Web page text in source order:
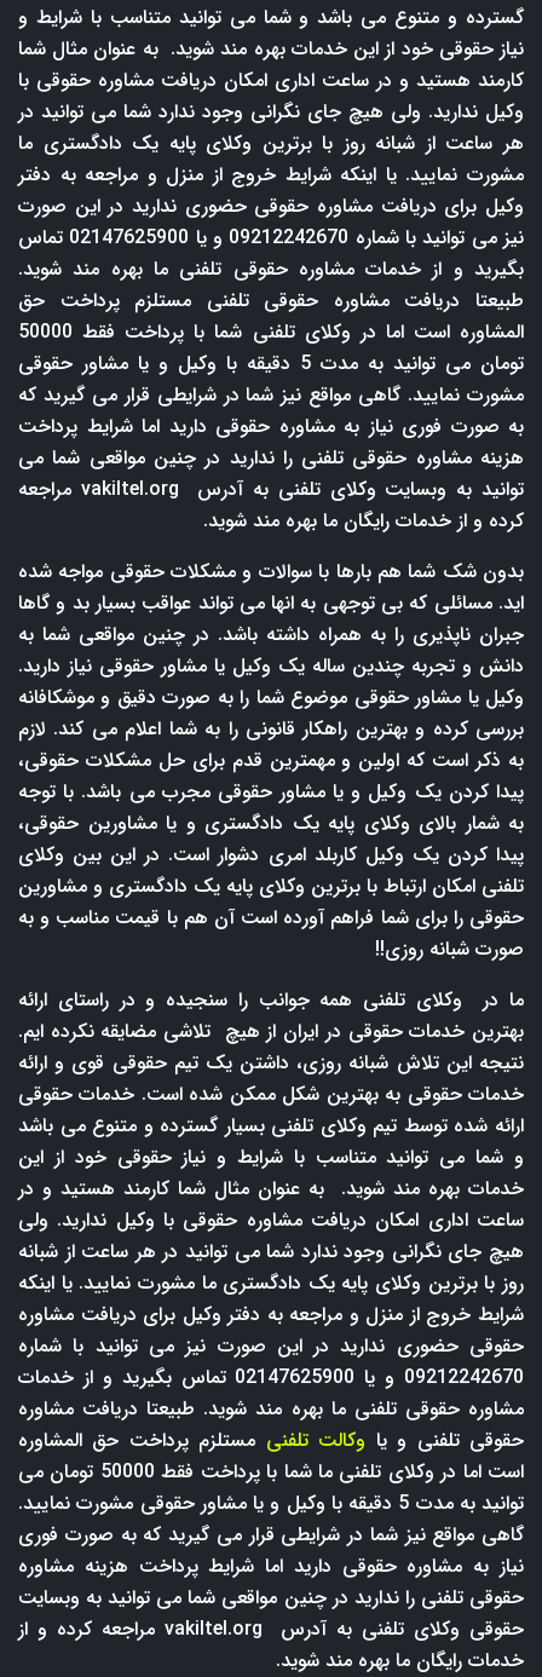
گسترده و متنوع می باشد و شما می توانید متناسب با شرایط و
نیاز حقوقی خود از این خدمات بهره مند شوید. به عنوان مثال شما
کارمند هستید و در ساعت اداری امکان دریافت مشاوره حقوقی با
وکیل ندارید. ولی هیچ جای نگرانی وجود ندارد شما می توانید در
هر ساعت از شبانه روز با برترین وکلای پایه یک دادگستری ما
مشورت نمایید. یا اینکه شرایط خروج از منزل و مراجعه به دفتر
وکیل برای دریافت مشاوره حقوقی حضوری ندارید در این صورت
نیز می توانید با شماره 09212242670 و یا 02147625900 تماس
بگیرید و از خدمات مشاوره حقوقی تلفنی ما بهره مند شوید.
طبیعتا دریافت مشاوره حقوقی تلفنی مستلزم پرداخت حق
المشاوره است اما در وکلای تلفنی شما با پرداخت فقط 50000
تومان می توانید به مدت 5 دقیقه با وکیل و یا مشاور حقوقی
مشورت نمایید. گاهی مواقع نیز شما در شرایطی قرار می گیرید که
به صورت فوری نیاز به مشاوره حقوقی دارید اما شرایط پرداخت
هزینه مشاوره حقوقی تلفنی را ندارید در چنین مواقعی شما می
توانید به وبسایت وکلای تلفنی به آدرس
vakiltel.org مراجعه
کرده و از خدمات رایگان ما بهره مند شوید.
بدون شک شما هم بارها با سوالات و مشکلات حقوقی مواجه شده
اید. مسائلی که بی توجهی به انها می تواند عواقب بسیار بد و گاها
جبران ناپذیری را به همراه داشته باشد. در چنین مواقعی شما به
دانش و تجربه چندین ساله یک وکیل یا مشاور حقوقی نیاز دارید.
وکیل یا مشاور حقوقی موضوع شما را به صورت دقیق و موشکافانه
بررسی کرده و بهترین راهکار قانونی را به شما اعلام می کند. لازم
به ذکر است که اولین و مهمترین قدم برای حل مشکلات حقوقی،
پیدا کردن یک وکیل و یا مشاور حقوقی مجرب می باشد. با توجه
به شمار بالای وکلای پایه یک دادگستری و یا مشاورین حقوقی،
پیدا کردن یک وکیل کاربلد امری دشوار است. در این بین وکلای
تلفنی امکان ارتباط با برترین وکلای پایه یک دادگستری و مشاورین
حقوقی را برای شما فراهم آورده است آن هم با قیمت مناسب و به
صورت شبانه روزی!!
ما در وکلای تلفنی همه جوانب را سنجیده و در راستای ارائه
بهترین خدمات حقوقی در ایران از هیچ تلاشی مضایقه نکرده ایم.
نتیجه این تلاش شبانه روزی، داشتن یک تیم حقوقی قوی و ارائه
خدمات حقوقی به بهترین شکل ممکن شده است. خدمات حقوقی
ارائه شده توسط تیم وکلای تلفنی بسیار گسترده و متنوع می باشد
و شما می توانید متناسب با شرایط و نیاز حقوقی خود از این
خدمات بهره مند شوید. به عنوان مثال شما کارمند هستید و در
ساعت اداری امکان دریافت مشاوره حقوقی با وکیل ندارید. ولی
هیچ جای نگرانی وجود ندارد شما می توانید در هر ساعت از شبانه
روز با برترین وکلای پایه یک دادگستری ما مشورت نمایید. یا اینکه
شرایط خروج از منزل و مراجعه به دفتر وکیل برای دریافت مشاوره
حقوقی حضوری ندارید در این صورت نیز می توانید با شماره
09212242670 و یا 02147625900 تماس بگیرید و از خدمات
مشاوره حقوقی تلفنی ما بهره مند شوید. طبیعتا دریافت مشاوره
حقوقی تلفنی و یا وکالت تلفنی مستلزم پرداخت حق المشاوره
است اما در وکلای تلفنی ما شما با پرداخت فقط 50000 تومان می
توانید به مدت 5 دقیقه با وکیل و یا مشاور حقوقی مشورت نمایید.
گاهی مواقع نیز شما در شرایطی قرار می گیرید که به صورت فوری
نیاز به مشاوره حقوقی دارید اما شرایط پرداخت هزینه مشاوره
حقوقی تلفنی را ندارید در چنین مواقعی شما می توانید به وبسایت
حقوقی وکلای تلفنی به آدرس
vakiltel.org مراجعه کرده و از
خدمات رایگان ما بهره مند شوید.